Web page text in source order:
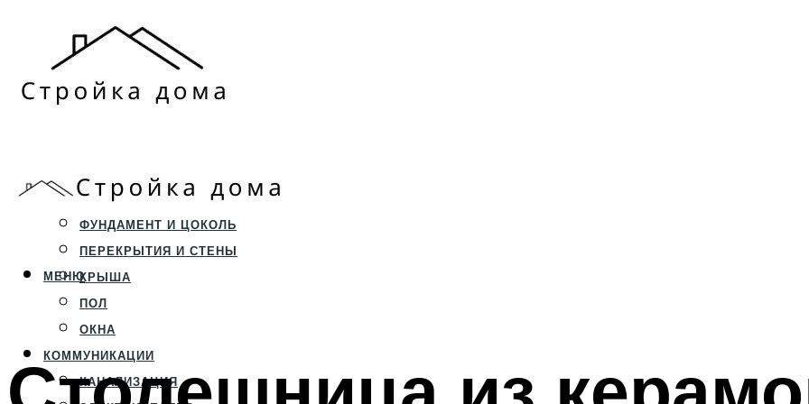
СТРОИТЕЛЬСТВО
ФУНДАМЕНТ И ЦОКОЛЬ
ПЕРЕКРЫТИЯ И СТЕНЫ
КРЫША
ПОЛ
ОКНА
КОММУНИКАЦИИ
КАНАЛИЗАЦИЯ
МЕНЮ